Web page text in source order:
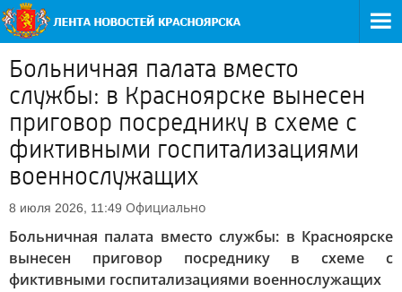
Больничная палата вместо
службы: в Красноярске вынесен
приговор посреднику в схеме с
фиктивными госпитализациями
военнослужащих
8 июля 2026, 11:49 Официально
Больничная палата вместо службы: в Красноярске
вынесен приговор посреднику в схеме с
фиктивными госпитализациями военнослужащих